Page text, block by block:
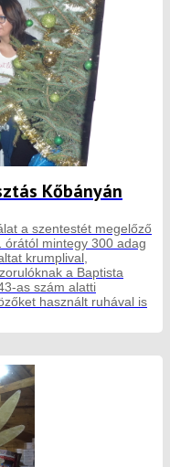
Kőbányán
a szentestét megelőző
mintegy 300 adag
krumplival,
a Baptista
as szám alatti
használt ruhával is